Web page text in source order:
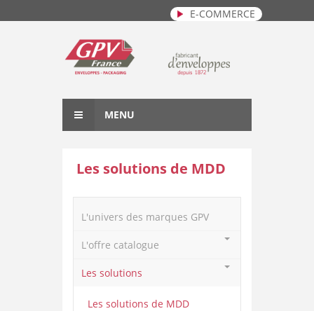
E-COMMERCE
MENU
Les solutions de MDD
L'univers des marques GPV
L'offre catalogue
Les solutions
Les solutions de MDD